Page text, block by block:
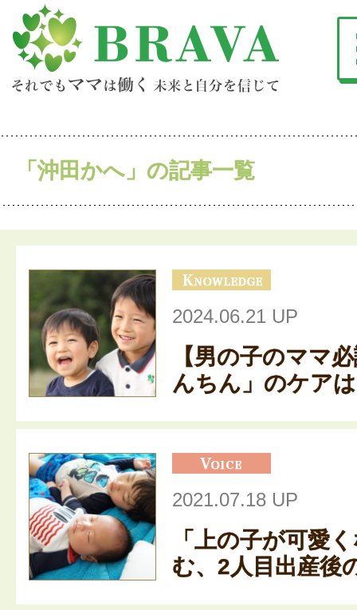
「沖田かへ」の記事一覧
2024.06.21 UP
【男の子のママ
んちん」のケア
2021.07.18 UP
「上の子が可愛
む、2人目出産後